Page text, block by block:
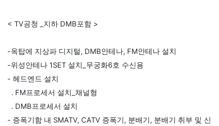
< TV공청 _지하 DMB포함 >
-옥탑에 지상파 디지털, DMB안테나, FM안테나 설치
-위성안테나 1SET 설치_무궁화6호 수신용
- 헤드엔드 설치
. FM프로세서 설치_채널형
. DMB프로세서 설치
- 증폭기함 내 SMATV, CATV 증폭기, 분배기, 분배기 취부 및 신